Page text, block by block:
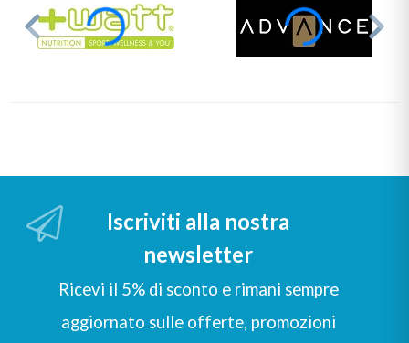
Iscriviti alla nostra
newsletter
Ricevi il 5% di sconto e rimani sempre
aggiornato sulle offerte, promozioni